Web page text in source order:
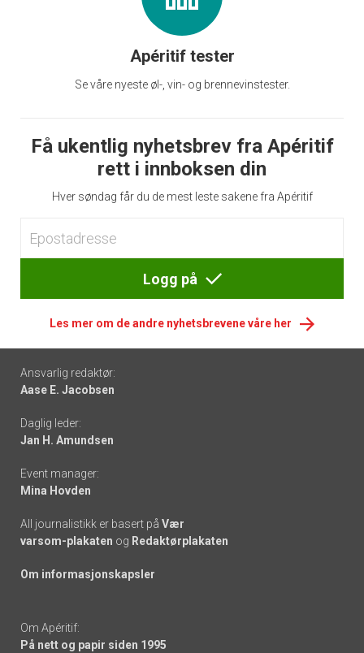
Apéritif tester
Se våre nyeste øl-, vin- og brennevinstester.
Få ukentlig nyhetsbrev fra Apéritif
rett i innboksen din
Hver søndag får du de mest leste sakene fra Apéritif
Logg på
Les mer om de andre nyhetsbrevene våre her
Footer
-
links
Ansvarlig redaktør:
Aase E. Jacobsen
Daglig leder:
Jan H. Amundsen
Event manager:
Mina Hovden
All journalistikk er basert på Vær
varsom-plakaten og Redaktørplakaten
Om informasjonskapsler
Om Apéritif:
På nett og papir siden 1995